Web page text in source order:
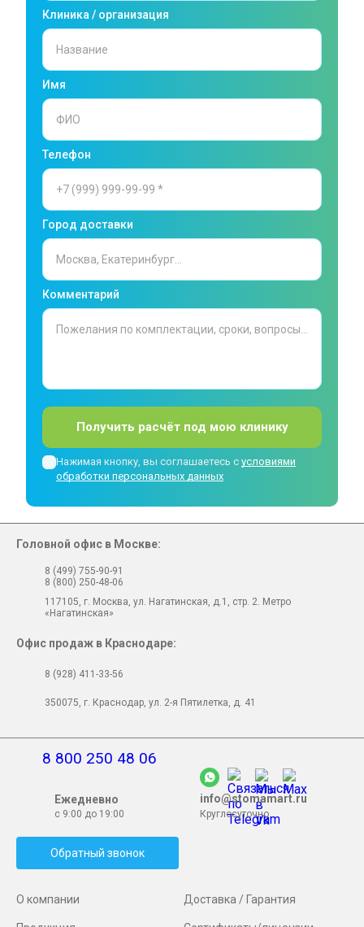
Клиника / организация
Имя
Телефон
Город доставки
Комментарий
Получить расчёт под мою клинику
Нажимая кнопку, вы соглашаетесь с условиями
обработки персональных данных
О компании Доставка / Гарантия
8 800 250 48 06
Ежедневно
с 9:00 до 19:00
info@stomamart.ru
Круглосуточно
Обратный звонок
Головной офис в Москве:
8 (499) 755-90-91
8 (800) 250-48-06
117105, г. Москва, ул. Нагатинская, д.1, стр. 2. Метро
«Нагатинская»
Офис продаж в Краснодаре:
8 (928) 411-33-56
350075, г. Краснодар, ул. 2-я Пятилетка, д. 41